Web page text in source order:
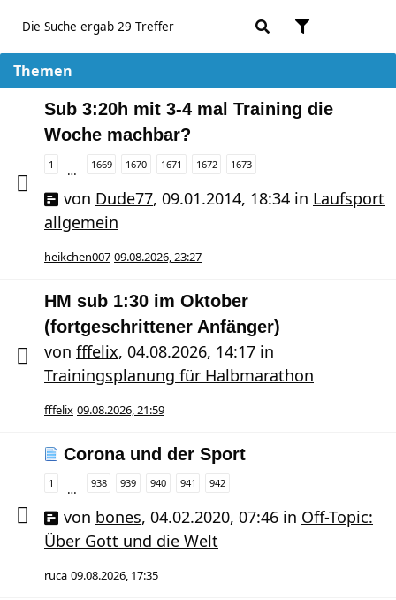
Die Suche ergab 29 Treffer
Themen
Sub 3:20h mit 3-4 mal Training die
Woche machbar?
1 … 1669 1670 1671 1672 1673
von Dude77, 09.01.2014, 18:34 in Laufsport
allgemein
heikchen007 09.08.2026, 23:27
HM sub 1:30 im Oktober
(fortgeschrittener Anfänger)
von fffelix, 04.08.2026, 14:17 in
Trainingsplanung für Halbmarathon
fffelix 09.08.2026, 21:59
Corona und der Sport
1 … 938 939 940 941 942
von bones, 04.02.2020, 07:46 in Off-Topic:
Über Gott und die Welt
ruca 09.08.2026, 17:35